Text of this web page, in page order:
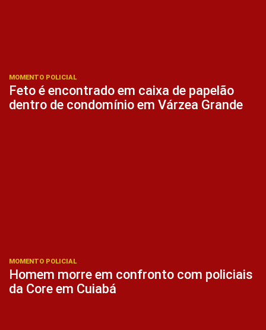
MOMENTO POLICIAL
Feto é encontrado em caixa de papelão
dentro de condomínio em Várzea Grande
MOMENTO POLICIAL
Homem morre em confronto com policiais
da Core em Cuiabá